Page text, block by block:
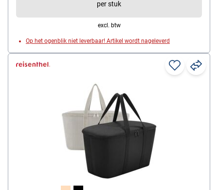
per stuk
excl. btw
Op het ogenblik niet leverbaar! Artikel wordt nageleverd